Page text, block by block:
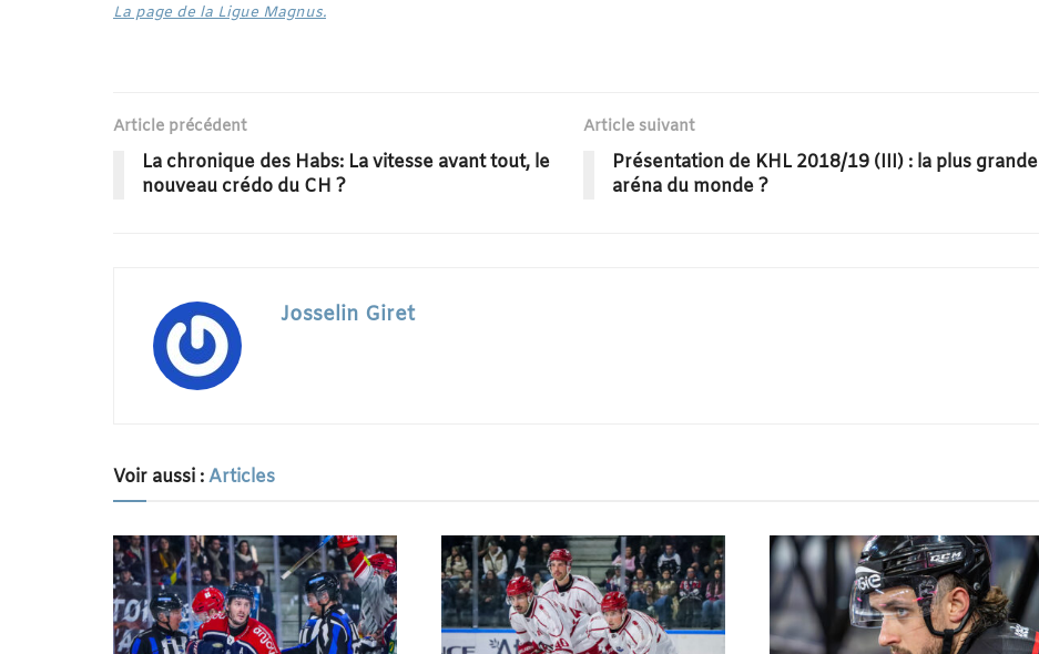
La page de la Ligue Magnus.
Article précédent
La chronique des Habs: La vitesse avant tout, le
nouveau crédo du CH ?
Article suivant
Présentation de KHL 2018/19 (III) : la plus grande
aréna du monde ?
Josselin Giret
Voir aussi :Articles